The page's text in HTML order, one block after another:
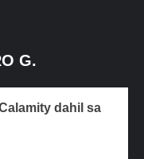
G.
dahil sa